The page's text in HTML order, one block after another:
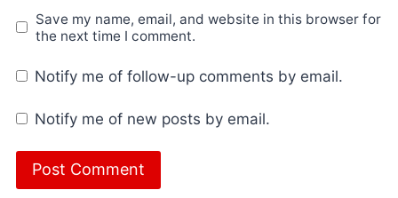
Save my name, email, and website in this browser for
the next time I comment.
Notify me of follow-up comments by email.
Notify me of new posts by email.